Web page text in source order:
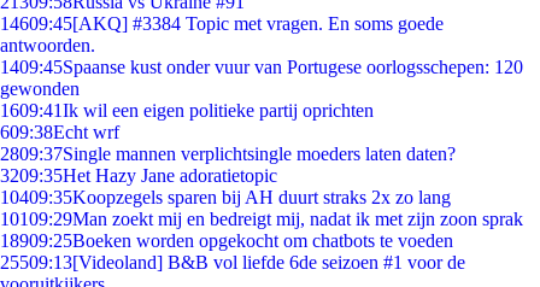
14609:45[AKQ] #3384 Topic met vragen. En soms goede
antwoorden.
1409:45Spaanse kust onder vuur van Portugese oorlogsschepen: 120
gewonden
1609:41Ik wil een eigen politieke partij oprichten
609:38Echt wrf
2809:37Single mannen verplichtsingle moeders laten daten?
3209:35Het Hazy Jane adoratietopic
10409:35Koopzegels sparen bij AH duurt straks 2x zo lang
10109:29Man zoekt mij en bedreigt mij, nadat ik met zijn zoon sprak
18909:25Boeken worden opgekocht om chatbots te voeden
25509:13[Videoland] B&B vol liefde 6de seizoen #1 voor de